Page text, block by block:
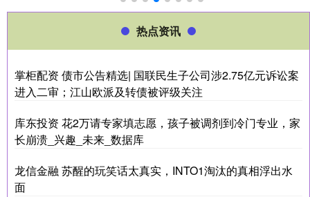
热点资讯
掌柜配资 债市公告精选| 国联民生子公司涉2.75亿元诉讼案
进入二审；江山欧派及转债被评级关注
库东投资 花2万请专家填志愿，孩子被调剂到冷门专业，家
长崩溃_兴趣_未来_数据库
龙信金融 苏醒的玩笑话太真实，INTO1淘汰的真相浮出水
面